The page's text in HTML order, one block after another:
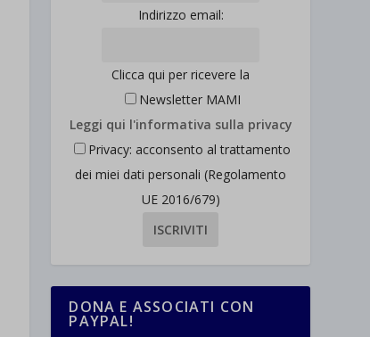
Indirizzo email:
Clicca qui per ricevere la
Newsletter MAMI
Leggi qui l'informativa sulla privacy
Privacy: acconsento al trattamento
dei miei dati personali (Regolamento
UE 2016/679)
DONA E ASSOCIATI CON
PAYPAL!